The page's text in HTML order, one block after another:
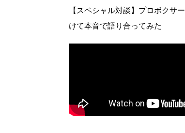
【スペシャル対談】プロボク
けて本音で語り合ってみた